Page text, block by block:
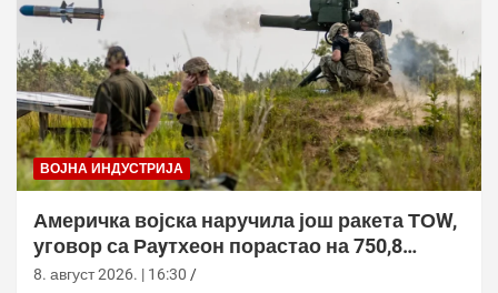
ВОЈНА ИНДУСТРИЈА
Америчка војска наручила још ракета ТОW,
уговор са Раyтхеон порастао на 750,8
милиона долара
8. август 2026. | 16:30